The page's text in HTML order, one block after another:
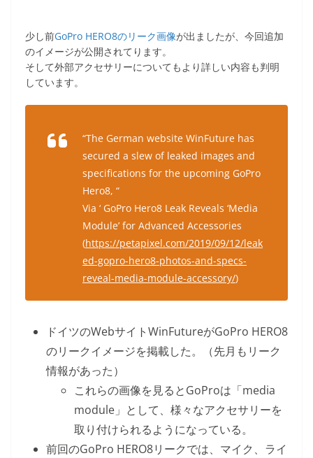
少し前GoPro HERO8のリーク画像が出ましたが、今回追加
のイメージが公開されてります。
そして外部アクセサリーについてもより詳しい内容も判明
しています。
“The German website WinFuture has
secured a slew of leaked images and
specifications for the upcoming GoPro
Hero8, “
Via ‘ GoPro Hero8 Leak Reveals ‘Media
Module’ for Advanced Accessories
(https://petapixel.com/2019/09/12/leak
ed-gopro-hero8-photos-and-specs-
reveal-media-module-accessory/)
ドイツのWebサイトWinFutureがGoPro HERO8
のリークイメージを掲載した。（先月もリーク
情報があった）
これらの画像を見るとGoProは「media
module」として、様々なアクセサリーを
取り付けられるようになっている。
前回のGoPro HERO8リークでは、マイク、ライ